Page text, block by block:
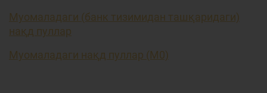
Муомаладаги (банк тизимидан ташқаридаги)
нақд пуллар
Муомаладаги нақд пуллар (М0)